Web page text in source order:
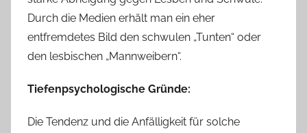
Durch die Medien erhält man ein eher
entfremdetes Bild den schwulen „Tunten“ oder
den lesbischen „Mannweibern“.
Tiefenpsychologische Gründe:
Die Tendenz und die Anfälligkeit für solche